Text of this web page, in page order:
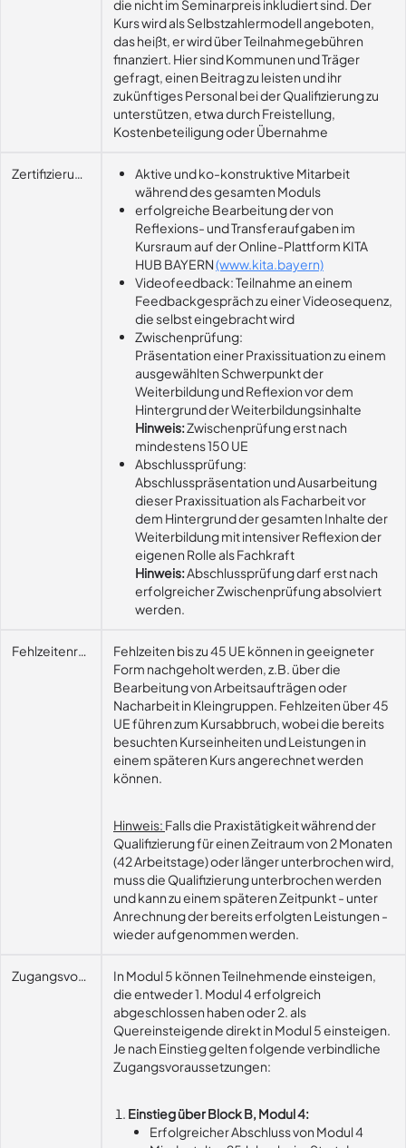
die nicht im Seminarpreis inkludiert sind. Der
Kurs wird als Selbstzahlermodell angeboten,
das heißt, er wird über Teilnahmegebühren
finanziert. Hier sind Kommunen und Träger
gefragt, einen Beitrag zu leisten und ihr
zukünftiges Personal bei der Qualifizierung zu
unterstützen, etwa durch Freistellung,
Kostenbeteiligung oder Übernahme
ZertifizierungsvoraussetzungAktive und ko-konstruktive Mitarbeit
während des gesamten Moduls
erfolgreiche Bearbeitung der von
Reflexions- und Transferaufgaben im
Kursraum auf der Online-Plattform KITA
HUB BAYERN(www.kita.bayern)
Videofeedback: Teilnahme an einem
Feedbackgespräch zu einer Videosequenz,
die selbst eingebracht wird
Zwischenprüfung:
Präsentation einer Praxissituation zu einem
ausgewählten Schwerpunkt der
Weiterbildung und Reflexion vor dem
Hintergrund der Weiterbildungsinhalte
Hinweis:Zwischenprüfung erst nach
mindestens 150 UE
Abschlussprüfung:
Abschlusspräsentation und Ausarbeitung
dieser Praxissituation als Facharbeit vor
dem Hintergrund der gesamten Inhalte der
Weiterbildung mit intensiver Reflexion der
eigenen Rolle als Fachkraft
Hinweis:Abschlussprüfung darf erst nach
erfolgreicher Zwischenprüfung absolviert
werden.
FehlzeitenregelungFehlzeiten bis zu 45 UE können in geeigneter
Form nachgeholt werden, z.B. über die
Bearbeitung von Arbeitsaufträgen oder
Nacharbeit in Kleingruppen. Fehlzeiten über 45
UE führen zum Kursabbruch, wobei die bereits
besuchten Kurseinheiten und Leistungen in
einem späteren Kurs angerechnet werden
können.
Hinweis: Falls die Praxistätigkeit während der
Qualifizierung für einen Zeitraum von 2 Monaten
(42 Arbeitstage) oder länger unterbrochen wird,
muss die Qualifizierung unterbrochen werden
und kann zu einem späteren Zeitpunkt - unter
Anrechnung der bereits erfolgten Leistungen -
wieder aufgenommen werden.
ZugangsvoraussetzungenIn Modul 5 können Teilnehmende einsteigen,
die entweder 1. Modul 4 erfolgreich
abgeschlossen haben oder 2. als
Quereinsteigende direkt in Modul 5 einsteigen.
Je nach Einstieg gelten folgende verbindliche
Zugangsvoraussetzungen:
Einstieg über Block B, Modul 4:
Erfolgreicher Abschluss von Modul 4